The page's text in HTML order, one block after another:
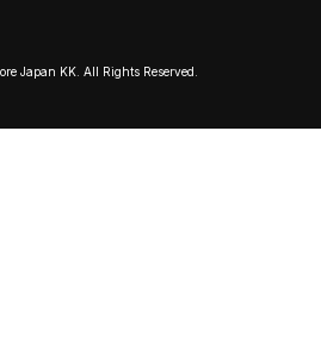
Japan KK. All Rights Reserved.